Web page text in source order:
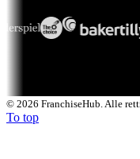
© 2026 FranchiseHub. Alle
To top